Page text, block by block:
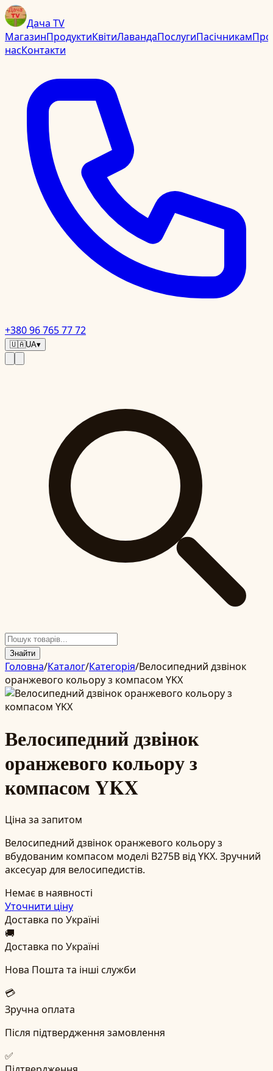
Дача TV
МагазинПродуктиКвітиЛавандаПослугиПасічникамПро
насКонтакти
+380 96 765 77 72
🇺🇦UA▾
Знайти
Головна/Каталог/Категорія/Велосипедний дзвінок
оранжевого кольору з компасом YKX
Велосипедний дзвінок
оранжевого кольору з
компасом YKX
Ціна за запитом
Велосипедний дзвінок оранжевого кольору з
вбудованим компасом моделі B275B від YKX. Зручний
аксесуар для велосипедистів.
Немає в наявності
Уточнити ціну
Доставка по Україні
🚚
Доставка по Україні
Нова Пошта та інші служби
💳
Зручна оплата
Після підтвердження замовлення
✅